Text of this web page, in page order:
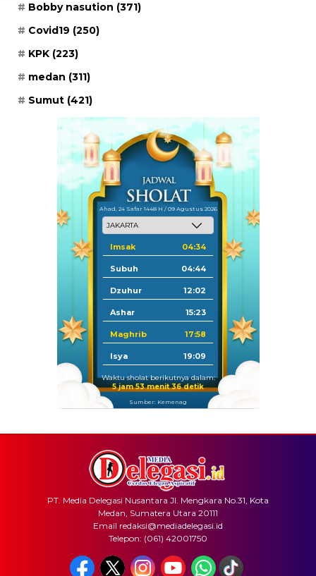
Bobby nasution (371)
Covid19 (250)
KPK (223)
medan (311)
Sumut (421)
Ahad, 24 Safar 1448 H / 09 Agustus 2026
Imsak 04:34
Subuh 04:44
Dzuhur 12:02
Ashar 15:23
Maghrib 17:58
Isya 19:09
Waktu sholat berikutnya dalam:
5 jam 53 menit 36 detik
Sumber: Kemenag
PT. Media Delegasi Nusantara Jl. Mengkara No.31, Kota
Medan, Sumatera Utara 20111
Email redaksi@mediadelegasi.id
Telepon: (061) 42001750